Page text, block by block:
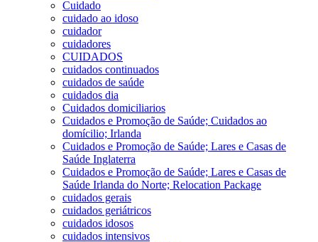
Cuidado
cuidado ao idoso
cuidador
cuidadores
CUIDADOS
cuidados continuados
cuidados de saúde
cuidados dia
Cuidados domiciliarios
Cuidados e Promoção de Saúde; Cuidados ao
domícilio; Irlanda
Cuidados e Promoção de Saúde; Lares e Casas de
Saúde Inglaterra
Cuidados e Promoção de Saúde; Lares e Casas de
Saúde Irlanda do Norte; Relocation Package
cuidados gerais
cuidados geriátricos
cuidados idosos
cuidados intensivos